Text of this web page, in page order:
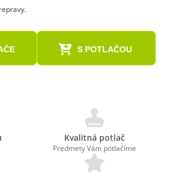
S POTLAČOU
Kvalitná potlač
Predmety Vám potlačíme